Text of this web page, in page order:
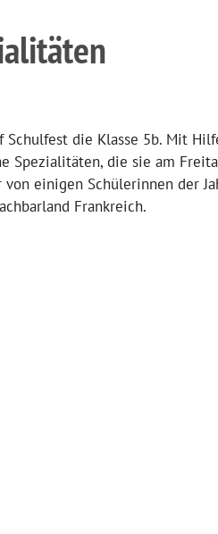
die Klasse 5b. Mit
Spezialitäten, die sie am
einigen Schülerinnen der
Frankreich.